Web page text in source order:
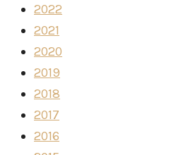
2022
2021
2020
2019
2018
2017
2016